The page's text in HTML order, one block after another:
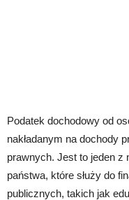
Podatek dochodowy od
nakładanym na dochody
prawnych. Jest to jeden z
państwa, które służy do
publicznych, takich jak